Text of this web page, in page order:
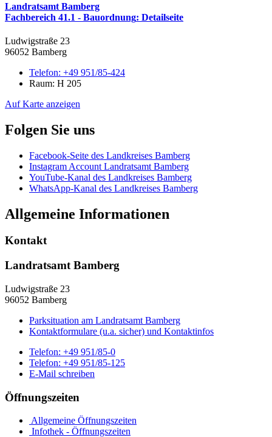
Landratsamt Bamberg
Fachbereich 41.1 - Bauordnung: Detailseite
Ludwigstraße 23
96052 Bamberg
Telefon: +49 951/85-424
Raum: H 205
Auf Karte anzeigen
Folgen Sie uns
Facebook-Seite des Landkreises Bamberg
Instagram Account Landratsamt Bamberg
YouTube-Kanal des Landkreises Bamberg
WhatsApp-Kanal des Landkreises Bamberg
Allgemeine Informationen
Kontakt
Landratsamt Bamberg
Ludwigstraße 23
96052 Bamberg
Parksituation am Landratsamt Bamberg
Kontaktformulare (u.a. sicher) und Kontaktinfos
Telefon: +49 951/85-0
Telefon: +49 951/85-125
E-Mail schreiben
Öffnungszeiten
Allgemeine Öffnungszeiten
Infothek - Öffnungszeiten